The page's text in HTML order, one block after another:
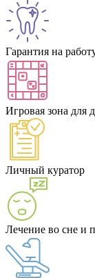
Гарантия на
Игровая зона для
Личный куратор
Лечение во сне и